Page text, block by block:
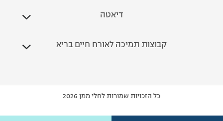
דיאטה
קבוצות תמיכה לאורח חיים בריא
כל הזכויות שמורות לחלי ממן 2026